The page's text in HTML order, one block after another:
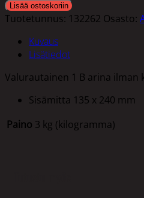
Lisää ostoskoriin
Tuotetunnus: 132262 Osasto:
Kuvaus
Lisätiedot
Valurautainen 1 B arina ilman
Sisämitta 135 x 240 mm
Paino 3 kg (kilogramma)